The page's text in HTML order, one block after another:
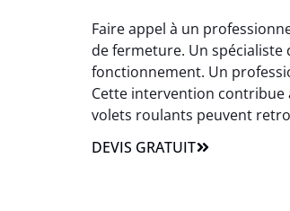
Faire appel à un
de fermeture. Un spécialiste
fonctionnement. Un
Cette intervention contribue
volets roulants peuvent
DEVIS GRATUIT